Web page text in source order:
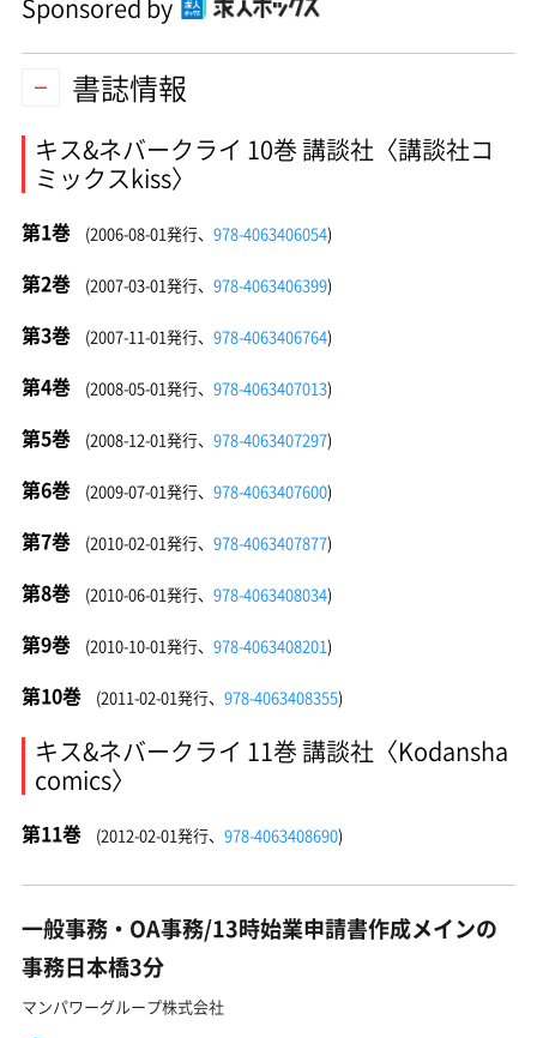
Sponsored by
書誌情報
キス&ネバークライ 10巻 講談社〈講談社コ
ミックスkiss〉
第1巻 (2006-08-01発行、 978-4063406054)
第2巻 (2007-03-01発行、 978-4063406399)
第3巻 (2007-11-01発行、 978-4063406764)
第4巻 (2008-05-01発行、 978-4063407013)
第5巻 (2008-12-01発行、 978-4063407297)
第6巻 (2009-07-01発行、 978-4063407600)
第7巻 (2010-02-01発行、 978-4063407877)
第8巻 (2010-06-01発行、 978-4063408034)
第9巻 (2010-10-01発行、 978-4063408201)
第10巻 (2011-02-01発行、 978-4063408355)
キス&ネバークライ 11巻 講談社〈Kodansha
comics〉
第11巻 (2012-02-01発行、 978-4063408690)
一般事務・OA事務/13時始業申請書作成メインの
事務日本橋3分
マンパワーグループ株式会社